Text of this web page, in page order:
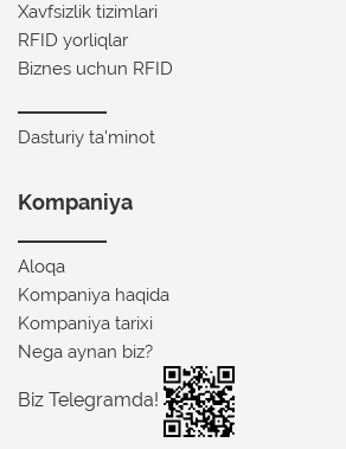
Xavfsizlik tizimlari
RFID yorliqlar
Biznes uchun RFID
Dasturiy ta'minot
Kompaniya
Aloqa
Kompaniya haqida
Kompaniya tarixi
Nega aynan biz?
Biz Telegramda!